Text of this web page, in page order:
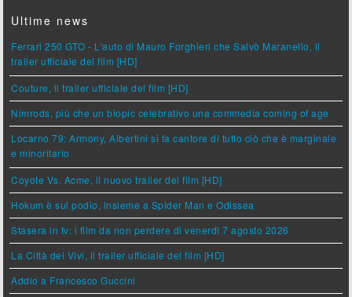
Ultime news
Ferrari 250 GTO - L'auto di Mauro Forghieri che Salvò Maranello, il
trailer ufficiale del film [HD]
Couture, il trailer ufficiale del film [HD]
Nimrods, più che un biopic celebrativo una commedia coming of age
Locarno 79: Armony, Albertini si fa cantore di tutto ciò che è marginale
e minoritario
Coyote Vs. Acme, il nuovo trailer del film [HD]
Hokum è sul podio, insieme a Spider Man e Odissea
Stasera in tv: i film da non perdere di venerdì 7 agosto 2026
La Città dei Vivi, il trailer ufficiale del film [HD]
Addio a Francesco Guccini